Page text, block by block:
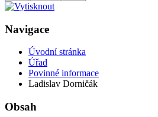
Navigace
Úvodní stránka
Úřad
Povinné informace
Ladislav Dorničák
Obsah